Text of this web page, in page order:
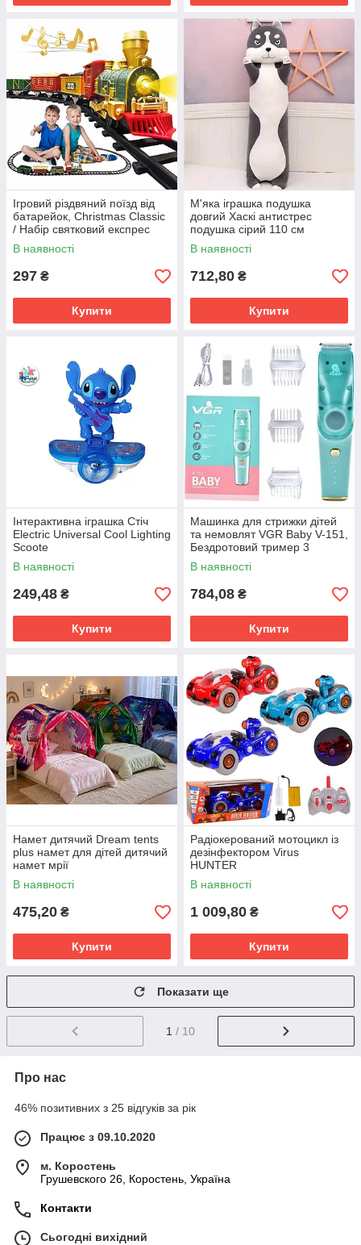
Ігровий різдвяний поїзд від
батарейок, Christmas Classic
/ Набір святковий експрес
В наявності
297 ₴
Купити
М'яка іграшка подушка
довгий Хаскі антистрес
подушка сірий 110 см
В наявності
712,80 ₴
Купити
Інтерактивна іграшка Стіч
Electric Universal Cool Lighting
Scoote
В наявності
249,48 ₴
Купити
Машинка для стрижки дітей
та немовлят VGR Baby V-151,
Бездротовий тример 3
насадки з витяжкою
В наявності
784,08 ₴
Купити
Намет дитячий Dream tents
plus намет для дітей дитячий
намет мрії
В наявності
475,20 ₴
Купити
Радіокерований мотоцикл із
дезінфектором Virus
HUNTER
В наявності
1 009,80 ₴
Купити
Показати ще
1 / 10
Про нас
46% позитивних з 25 відгуків за рік
Працює з 09.10.2020
м. Коростень
Грушевского 26, Коростень, Україна
Контакти
Сьогодні вихідний